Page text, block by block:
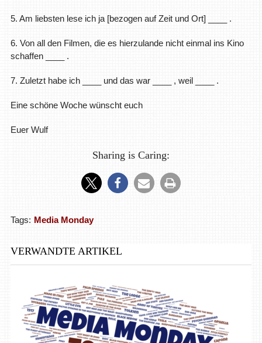
5. Am liebsten lese ich ja [bezogen auf Zeit und Ort] ____ .
6. Von all den Filmen, die es hierzulande nicht einmal ins Kino
schaffen ____ .
7. Zuletzt habe ich ____ und das war ____ , weil ____ .
Eine schöne Woche wünscht euch
Euer Wulf
Sharing is Caring:
Tags: Media Monday
VERWANDTE ARTIKEL